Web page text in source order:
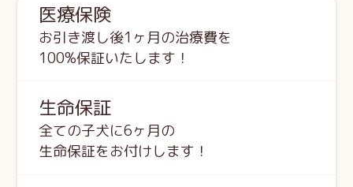
医療保険
お引き渡し後1ヶ月の治療費を
100%保証いたします！
生命保証
全ての子犬に6ヶ月の
生命保証をお付けします！